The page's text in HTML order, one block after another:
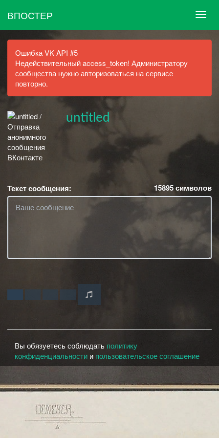
ВПОСТЕР
Ошибка VK API #5
Недействительный access_token! Администратору
сообщества нужно авторизоваться на сервисе
повторно.
untitled
Текст сообщения: 15895символов
Вы обязуетесь соблюдать политику
конфиденциальности и пользовательское соглашение